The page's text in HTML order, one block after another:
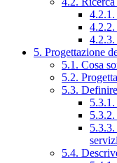
4.2.1.
4.2.3.
5. Progettazione
5.1. Cosa
5.2.
5.3.
5.4.